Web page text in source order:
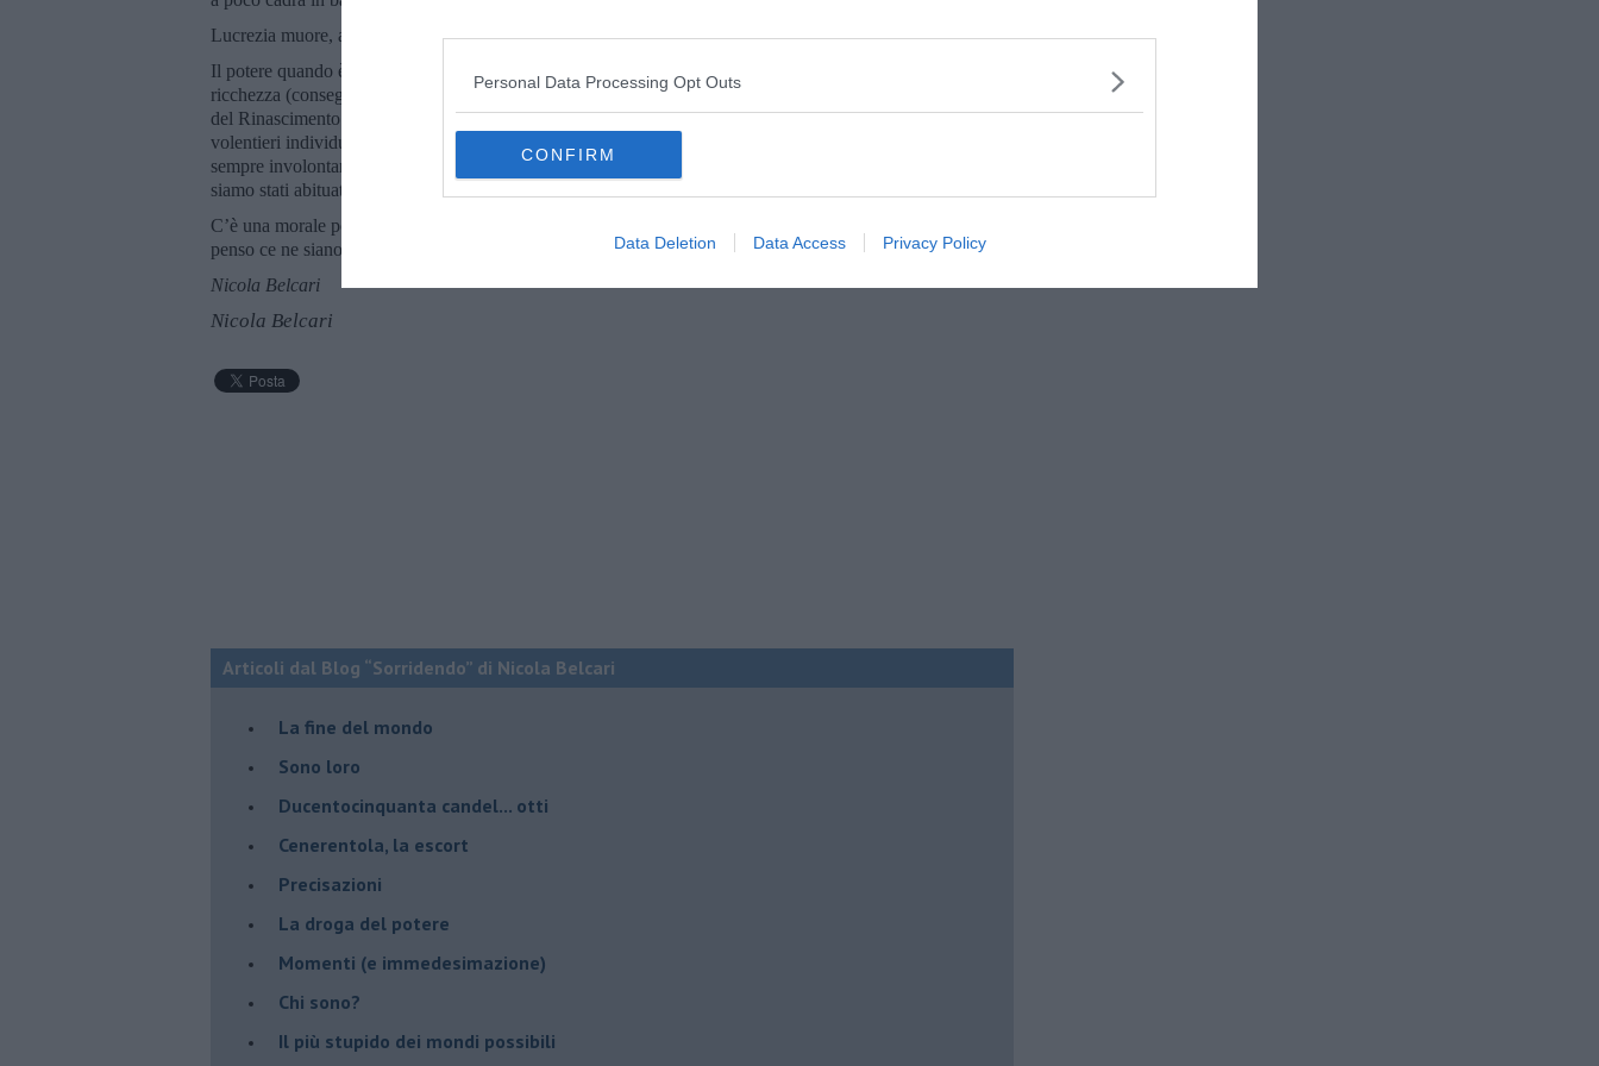
Personal Data Processing Opt Outs
CONFIRM
Data Deletion Data Access Privacy Policy
Lucrezia muore, alla soglia dei 40 anni in seguito all’ennesima gravidanza, come terziaria francescana.
Il potere quando è assoluto è lusso, crimine, crudeltà. Allora e, in altre forme, anche dopo. Il potere è della
ricchezza (conseguita, conservata, incrementata). Come si sia potuto confondere la gloria delle opere d’arte
del Rinascimento con quella dei cosiddetti mecenati (o committenti o semplici acquirenti), spesso e
volentieri individui di tal fatta e, o, col solo merito di esseri figli di qualcuno, è una mistificazione quasi
sempre involontaria assai comune che dovrebbe far pensare a quante cattive consuetudini storiografiche
siamo stati abituati.
C’è una morale per noi oggi in una storia così lontana nel tempo? Oltre quella espressa qui da ultimo. Sì,
penso ce ne siano più d’una.
Nicola Belcari
Nicola Belcari
Articoli dal Blog “Sorridendo” di Nicola Belcari
La fine del mondo
Sono loro
Ducentocinquanta candel... otti
Cenerentola, la escort
Precisazioni
La droga del potere
Momenti (e immedesimazione)
Chi sono?
Il più stupido dei mondi possibili